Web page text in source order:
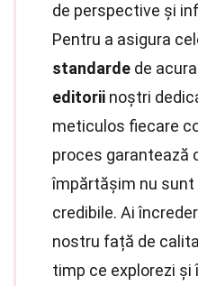
de perspective și
Pentru a asigura
standarde de
editorii noștri
meticulos fiecare
proces garantează
împărtășim nu
credibile. Ai
nostru față de
timp ce explorezi și